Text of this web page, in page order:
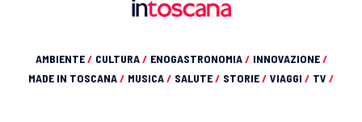
AMBIENTE/ CULTURA/ ENOGASTRONOMIA/ INNOVAZIONE/
MADE IN TOSCANA/ MUSICA/ SALUTE/ STORIE/ VIAGGI / TV /